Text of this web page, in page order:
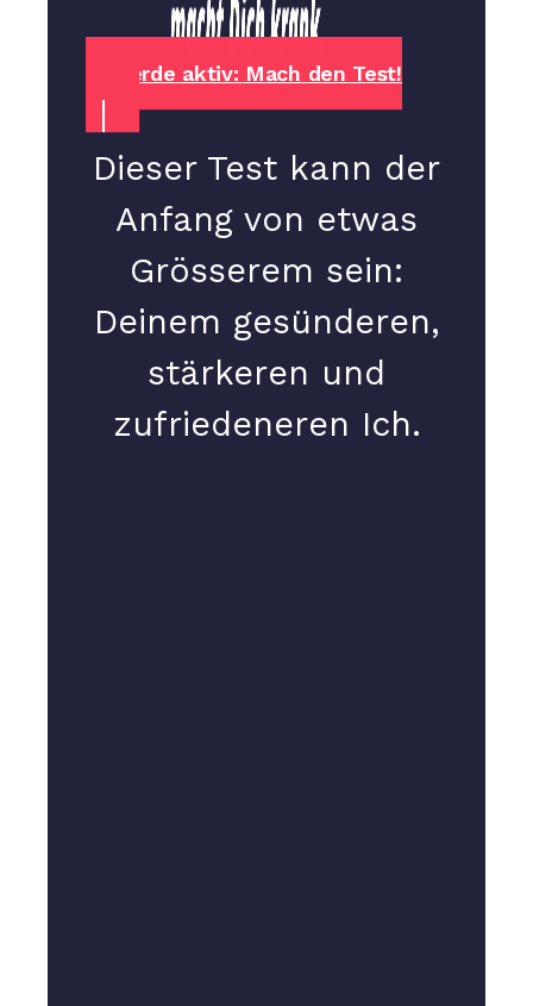
Werde aktiv: Mach den Test!
Dieser Test kann der
Anfang von etwas
Grösserem sein:
Deinem gesünderen,
stärkeren und
zufriedeneren Ich.